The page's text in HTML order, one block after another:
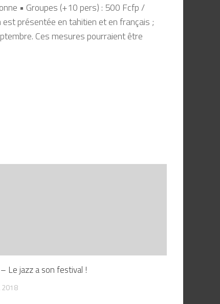
• Groupes (+10 pers) : 500 Fcfp /
présentée en tahitien et en français ;
Ces mesures pourraient être
Le jazz a son festival !
2018